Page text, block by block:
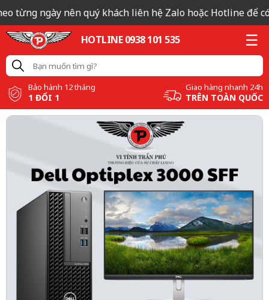
từng ngày nên quý khách liên hệ Zalo hoặc Hotline để có
HOTLINE 0938 101 535
Bảo hành 12 tháng
1 ĐỔI 1
Giao hàng nhanh 24h
TRÊN TOÀN QUỐC